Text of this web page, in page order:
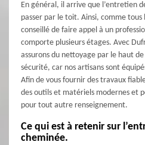
En général, il arrive que l’entretien
passer par le toit. Ainsi, comme
conseillé de faire appel à un
comporte plusieurs étages. Avec
assurons du nettoyage par le haut
sécurité, car nos artisans sont
Afin de vous fournir des travaux
des outils et matériels modernes et
pour tout autre renseignement.
Ce qui est à retenir sur
cheminée.